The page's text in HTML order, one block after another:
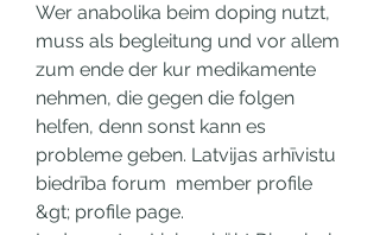
Wer anabolika beim doping nutzt,
muss als begleitung und vor allem
zum ende der kur medikamente
nehmen, die gegen die folgen
helfen, denn sonst kann es
probleme geben. Latvijas arhīvistu
biedrība forum  member profile
&gt; profile page.